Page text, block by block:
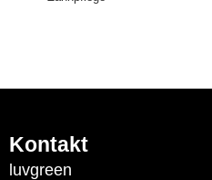
Kontakt
luvgreen